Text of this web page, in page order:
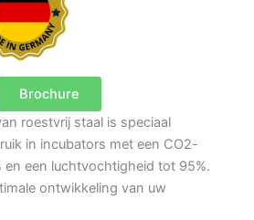
Brochure
roestvrij staal is speciaal
in incubators met een CO2-
een luchtvochtigheid tot 95%.
ontwikkeling van uw